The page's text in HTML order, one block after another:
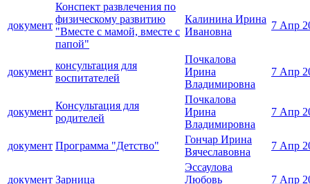
документ
Конспект развлечения по
физическому развитию
"Вместе с мамой, вместе с
папой"
Калинина Ирина
Ивановна
7 Апр
документ
консультация для
воспитателей
Почкалова
Ирина
Владимировна
7 Апр
документ
Консультация для
родителей
Почкалова
Ирина
Владимировна
7 Апр
документ Программа "Детство"
Гончар Ирина
Вячеславовна
7 Апр
документ Зарница
Эссаулова
Любовь
7 Апр